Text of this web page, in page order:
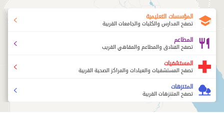
المؤسسات التعليمية
تصفح المدارس والكليات والجامعات القريبة
المطاعم
تصفح الفنادق والمطاعم والمقاهي القريب
المستشفيات
تصفح المستشفيات والعيادات والمراكز الصحية القريبة
المتنزهات
تصفح المتنزهات القريبة